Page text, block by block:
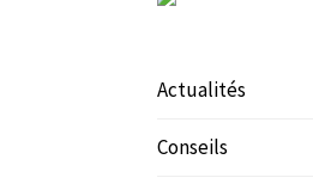
Actualités
Conseils